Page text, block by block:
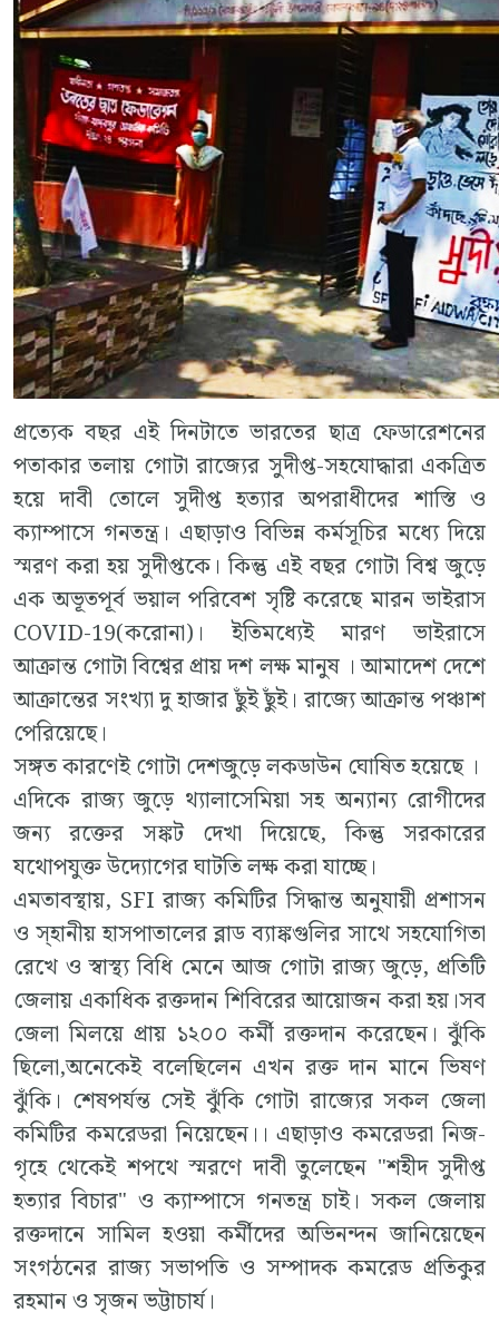
প্রত্যেক বছর এই দিনটাতে ভারতের ছাত্র ফেডারেশনের
পতাকার তলায় গোটা রাজ্যের সুদীপ্ত-সহযোদ্ধারা একত্রিত
হয়ে দাবী তোলে সুদীপ্ত হত্যার অপরাধীদের শাস্তি ও
ক্যাম্পাসে গনতন্ত্র। এছাড়াও বিভিন্ন কর্মসূচির মধ্যে দিয়ে
স্মরণ করা হয় সুদীপ্তকে। কিন্তু এই বছর গোটা বিশ্ব জুড়ে
এক অভূতপূর্ব ভয়াল পরিবেশ সৃষ্টি করেছে মারন ভাইরাস
COVID-19(করোনা)। ইতিমধ্যেই মারণ ভাইরাসে
আক্রান্ত গোটা বিশ্বের প্রায় দশ লক্ষ মানুষ । আমাদেশ দেশে
আক্রান্তের সংখ্যা দু হাজার ছুঁই ছুঁই। রাজ্যে আক্রান্ত পঞ্চাশ
পেরিয়েছে।
সঙ্গত কারণেই গোটা দেশজুড়ে লকডাউন ঘোষিত হয়েছে ।
এদিকে রাজ্য জুড়ে থ্যালাসেমিয়া সহ অন্যান্য রোগীদের
জন্য রক্তের সঙ্কট দেখা দিয়েছে, কিন্তু সরকারের
যথোপযুক্ত উদ্যোগের ঘাটতি লক্ষ করা যাচ্ছে।
এমতাবস্থায়, SFI রাজ্য কমিটির সিদ্ধান্ত অনুযায়ী প্রশাসন
ও স্হানীয় হাসপাতালের ব্লাড ব্যাঙ্কগুলির সাথে সহযোগিতা
রেখে ও স্বাস্থ্য বিধি মেনে আজ গোটা রাজ্য জুড়ে, প্রতিটি
জেলায় একাধিক রক্তদান শিবিরের আয়োজন করা হয়।সব
জেলা মিলয়ে প্রায় ১২০০ কর্মী রক্তদান করেছেন। ঝুঁকি
ছিলো,অনেকেই বলেছিলেন এখন রক্ত দান মানে ভিষণ
ঝুঁকি। শেষপর্যন্ত সেই ঝুঁকি গোটা রাজ্যের সকল জেলা
কমিটির কমরেডরা নিয়েছেন।। এছাড়াও কমরেডরা নিজ-
গৃহে থেকেই শপথে স্মরণে দাবী তুলেছেন "শহীদ সুদীপ্ত
হত্যার বিচার" ও ক্যাম্পাসে গনতন্ত্র চাই। সকল জেলায়
রক্তদানে সামিল হওয়া কর্মীদের অভিনন্দন জানিয়েছেন
সংগঠনের রাজ্য সভাপতি ও সম্পাদক কমরেড প্রতিকুর
রহমান ও সৃজন ভট্টাচার্য।